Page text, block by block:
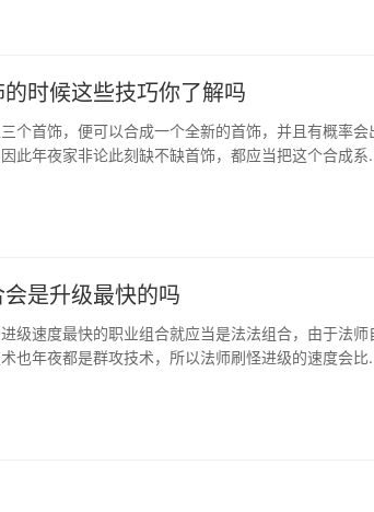
时候这些技巧你了解吗
个首饰，便可以合成一个全新的首饰，并且有概率会
此年夜家非论此刻缺不缺首饰，都应当把这个合成系
是升级最快的吗
级速度最快的职业组合就应当是法法组合，由于法师
也年夜都是群攻技术，所以法师刷怪进级的速度会比